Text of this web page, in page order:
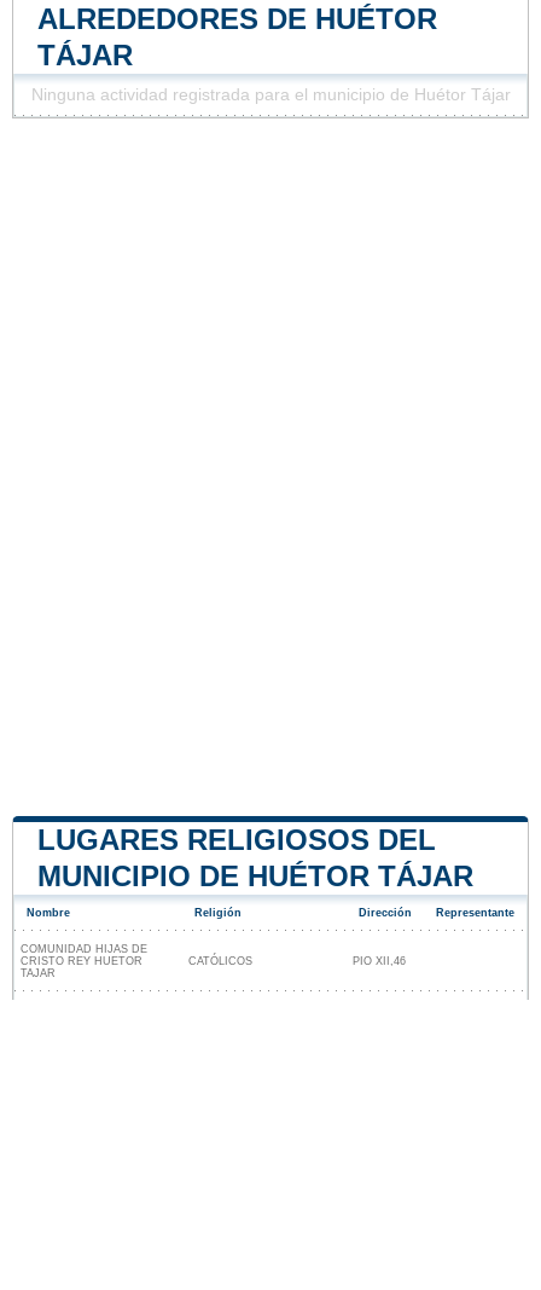
ALREDEDORES DE HUÉTOR
TÁJAR
Ninguna actividad registrada para el municipio de Huétor Tájar
LUGARES RELIGIOSOS DEL
MUNICIPIO DE HUÉTOR TÁJAR
Nombre Religión Dirección Representante
COMUNIDAD HIJAS DE
CRISTO REY HUETOR
TAJAR
CATÓLICOS PIO XII,46